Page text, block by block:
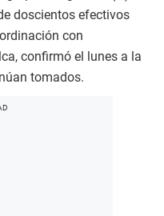
doscientos efectivos
con
confirmó el lunes a la
tomados.